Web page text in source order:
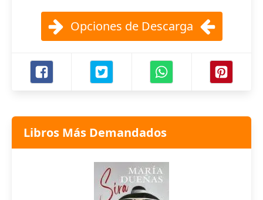
Opciones de Descarga
Libros Más Demandados